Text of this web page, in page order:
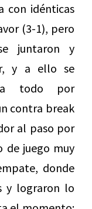
con idénticas
(3-1), pero
juntaron y
y a ello se
todo por
contra break
al paso por
de juego muy
donde
y lograron lo